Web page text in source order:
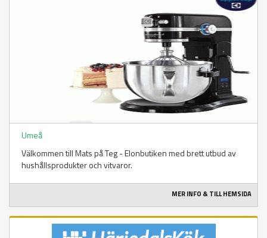
Umeå
Välkommen till Mats på Teg - Elonbutiken med brett utbud av
hushållsprodukter och vitvaror.
MER INFO & TILL HEMSIDA